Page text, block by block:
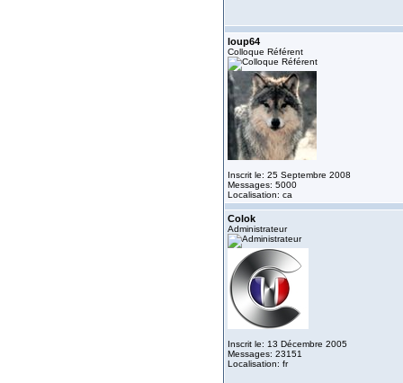
loup64
Colloque Référent
Inscrit le: 25 Septembre 2008
Messages: 5000
Localisation: ca
Colok
Administrateur
Inscrit le: 13 Décembre 2005
Messages: 23151
Localisation: fr